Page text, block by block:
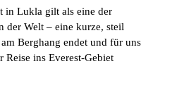
Lukla gilt als eine der
der Welt – eine kurze, steil
Berghang endet und für uns
Reise ins Everest-Gebiet